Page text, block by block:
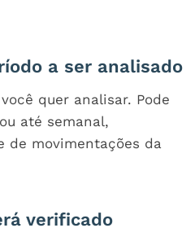
a ser analisado
quer analisar. Pode
até semanal,
de movimentações da
verificado